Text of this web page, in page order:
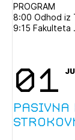
PROGRAM
8:00 Odhod iz
9:15 Fakulteta
01